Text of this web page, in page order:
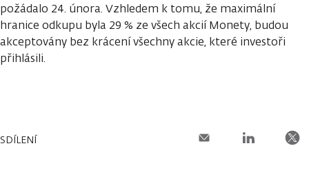
požádalo 24. února. Vzhledem k tomu, že maximální
hranice odkupu byla 29 % ze všech akcií Monety, budou
akceptovány bez krácení všechny akcie, které investoři
přihlásili.
SDÍLENÍ